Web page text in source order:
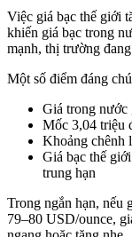
Việc giá bạc thế giới
khiến giá bạc trong
mạnh, thị trường
Một số điểm đáng
Giá trong nước
Mốc 3,04 triệu
Khoảng chênh
Giá bạc thế
trung hạn
Trong ngắn hạn, nếu
79–80 USD/ounce,